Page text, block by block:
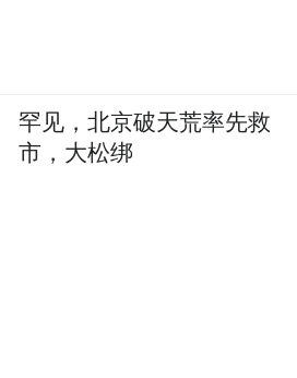
罕见，北京破天荒率先救
市，大松绑